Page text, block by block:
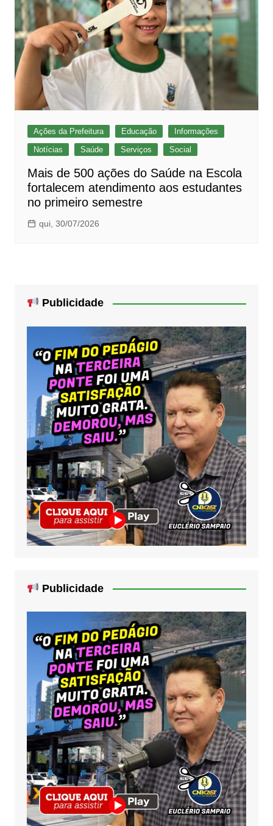
Ações da Prefeitura Educação
Informações
Notícias
Saúde Serviços Social
Mais de 500 ações do Saúde na Escola
fortalecem atendimento aos estudantes
no primeiro semestre
qui, 30/07/2026
Publicidade
Publicidade